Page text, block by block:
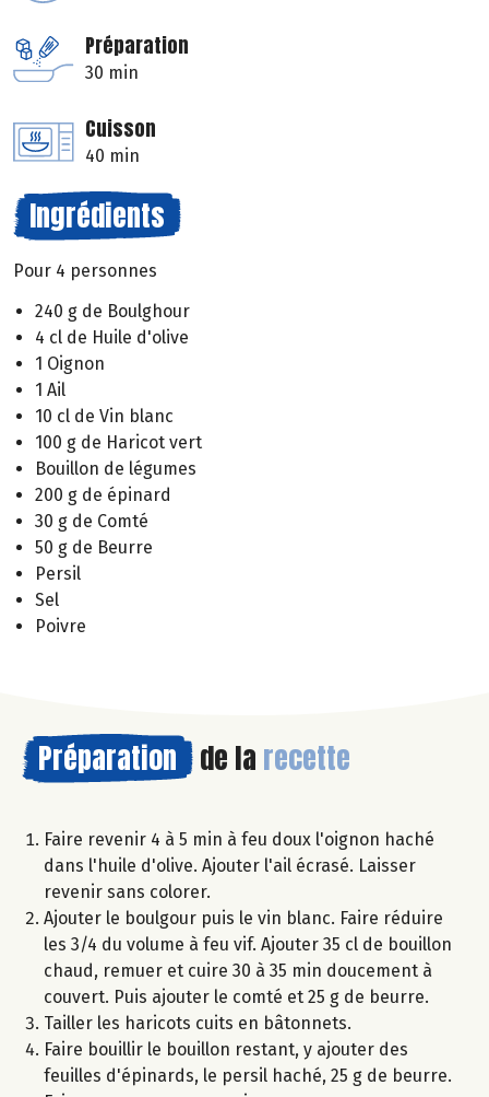
Préparation
30 min
Cuisson
40 min
Ingrédients
Pour 4 personnes
240 g de Boulghour
4 cl de Huile d'olive
1 Oignon
1 Ail
10 cl de Vin blanc
100 g de Haricot vert
Bouillon de légumes
200 g de épinard
30 g de Comté
50 g de Beurre
Persil
Sel
Poivre
Préparation de la recette
Faire revenir 4 à 5 min à feu doux l'oignon haché
dans l'huile d'olive. Ajouter l'ail écrasé. Laisser
revenir sans colorer.
Ajouter le boulgour puis le vin blanc. Faire réduire
les 3/4 du volume à feu vif. Ajouter 35 cl de bouillon
chaud, remuer et cuire 30 à 35 min doucement à
couvert. Puis ajouter le comté et 25 g de beurre.
Tailler les haricots cuits en bâtonnets.
Faire bouillir le bouillon restant, y ajouter des
feuilles d'épinards, le persil haché, 25 g de beurre.